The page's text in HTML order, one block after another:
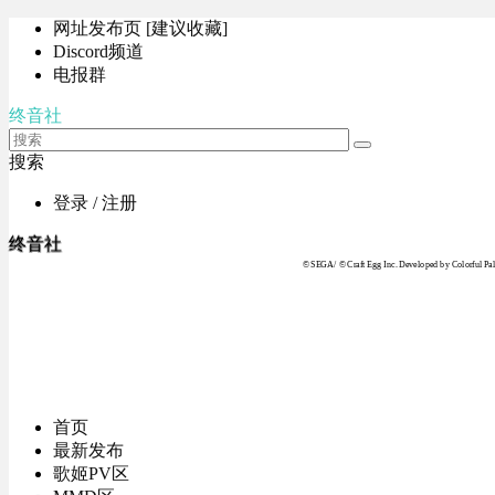
网址发布页 [建议收藏]
Discord频道
电报群
终音社
搜索
登录 / 注册
终音社
© SEGA / © Craft Egg Inc. Developed by Colorful
首页
最新发布
歌姬PV区